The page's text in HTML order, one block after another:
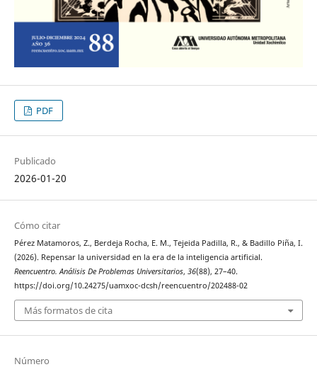
PDF
Publicado
2026-01-20
Cómo citar
Pérez Matamoros, Z., Berdeja Rocha, E. M., Tejeida Padilla, R., & Badillo Piña, I.
(2026). Repensar la universidad en la era de la inteligencia artificial.
Reencuentro. Análisis De Problemas Universitarios, 36(88), 27–40.
https://doi.org/10.24275/uamxoc-dcsh/reencuentro/202488-02
Más formatos de cita
Número